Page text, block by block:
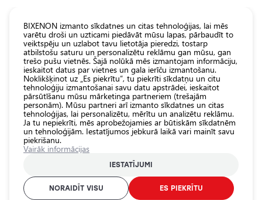
Visas
veikala
preces
Veikals
Pamatlukturu
spuldzes
Ārējais auto
Iekšējais auto
apgaismojums
BIXENON izmanto sīkdatnes un citas tehnoloģijas, lai mēs
varētu droši un uzticami piedāvāt mūsu lapas, pārbaudīt to
veiktspēju un uzlabot tavu lietotāja pieredzi, tostarp
atbilstošu saturu un personalizētu reklāmu gan mūsu, gan
trešo pušu vietnēs. Šajā nolūkā mēs izmantojam informāciju,
ieskaitot datus par vietnes un gala ierīču izmantošanu.
Noklikšķinot uz „Es piekrītu”, tu piekrīti sīkdatņu un citu
tehnoloģiju izmantošanai savu datu apstrādei, ieskaitot
pārsūtīšanu mūsu mārketinga partneriem (trešajām
personām). Mūsu partneri arī izmanto sīkdatnes un citas
tehnoloģijas, lai personalizētu, mērītu un analizētu reklāmu.
Ja tu nepiekrīti, mēs aprobežojamies ar būtiskām sīkdatnēm
un tehnoloģijām. Iestatījumos jebkurā laikā vari mainīt savu
piekrišanu.
Vairāk informācijas
IESTATĪJUMI
NORAIDĪT VISU ES PIEKRĪTU